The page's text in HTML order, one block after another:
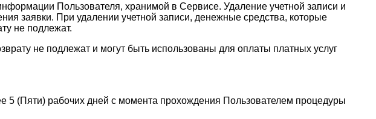
Пользователя, хранимой в Сервисе. Удаление учетной записи и
заявки. При удалении учетной записи, денежные средства, которые
не подлежат.
не подлежат и могут быть использованы для оплаты платных услуг
5 (Пяти) рабочих дней с момента прохождения Пользователем процедуры